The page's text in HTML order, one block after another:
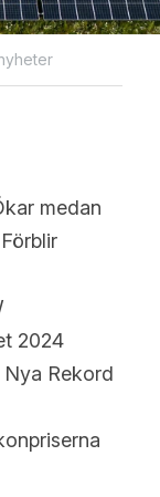
medan
2024
Rekord